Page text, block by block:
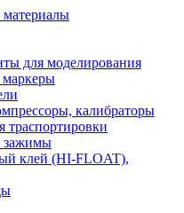
материалы
для моделирования
калибраторы
траспортировки
зажимы
клей (HI-FLOAT),